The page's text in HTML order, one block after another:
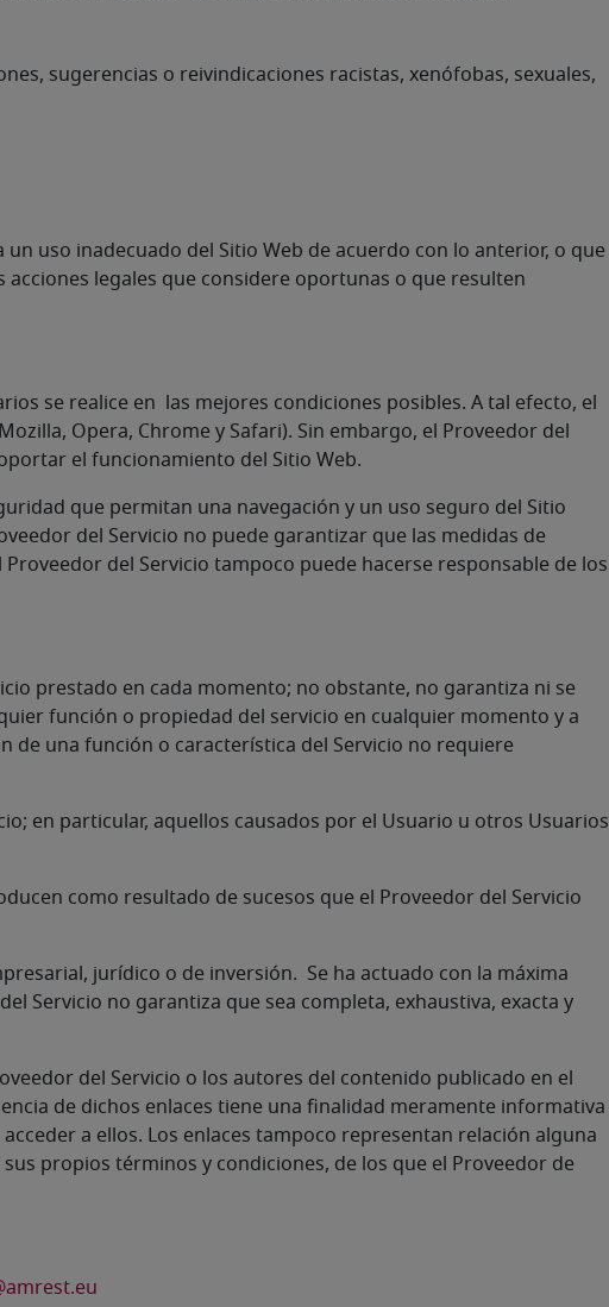
sugerencias o reivindicaciones racistas, xenófobas, sexuales,
uso inadecuado del Sitio Web de acuerdo con lo anterior, o que
legales que considere oportunas o que resulten
se realice en las mejores condiciones posibles. A tal efecto, el
Opera, Chrome y Safari). Sin embargo, el Proveedor del
el funcionamiento del Sitio Web.
que permitan una navegación y un uso seguro del Sitio
del Servicio no puede garantizar que las medidas de
del Servicio tampoco puede hacerse responsable de los
prestado en cada momento; no obstante, no garantiza ni se
función o propiedad del servicio en cualquier momento y a
de una función o característica del Servicio no requiere
en particular, aquellos causados por el Usuario u otros Usuarios
como resultado de sucesos que el Proveedor del Servicio
jurídico o de inversión. Se ha actuado con la máxima
Servicio no garantiza que sea completa, exhaustiva, exacta y
del Servicio o los autores del contenido publicado en el
de dichos enlaces tiene una finalidad meramente informativa
a ellos. Los enlaces tampoco representan relación alguna
propios términos y condiciones, de los que el Proveedor de